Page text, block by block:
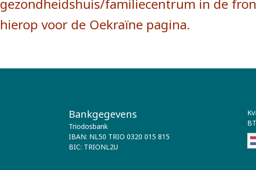
gezondheidshuis/familiecentrum in de
hierop voor de Oekraïne pagina.
Bankgegevens
Triodosbank
IBAN: NL50 TRIO 0320 015 815
BIC: TRIONL2U